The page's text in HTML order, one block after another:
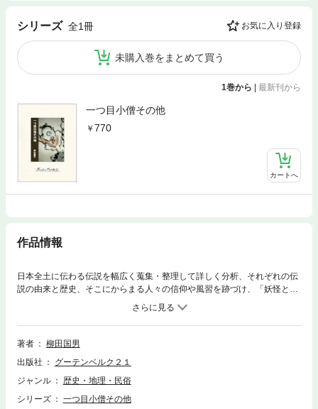
シリーズ 全1冊 お気に入り登録
未購入巻をまとめて買う
1巻から | 最新刊から
一つ目小僧その他
770
カートへ
作品情報
日本全土に伝わる伝説を幅広く蒐集・整理して詳しく分析、それぞれの伝
説の由来と歴史、そこにからまる人々の信仰や風習を跡づけ、「妖怪とは
零落した神である」という大胆な仮説を提唱する柳田国男。「一目小僧」
「目一つ五郎考」「鹿の耳」「橋姫」「隠れ里」「流され王」「魚王行乞
譚」「物言う魚」「餅白鳥に化する話」「ダイダラ坊の足跡」「熊谷弥惣
左衛門の話」の11編を収める。
著者
柳田国男
出版社
グーテンベルク２１
ジャンル
歴史・地理・民俗
シリーズ
一つ目小僧その他